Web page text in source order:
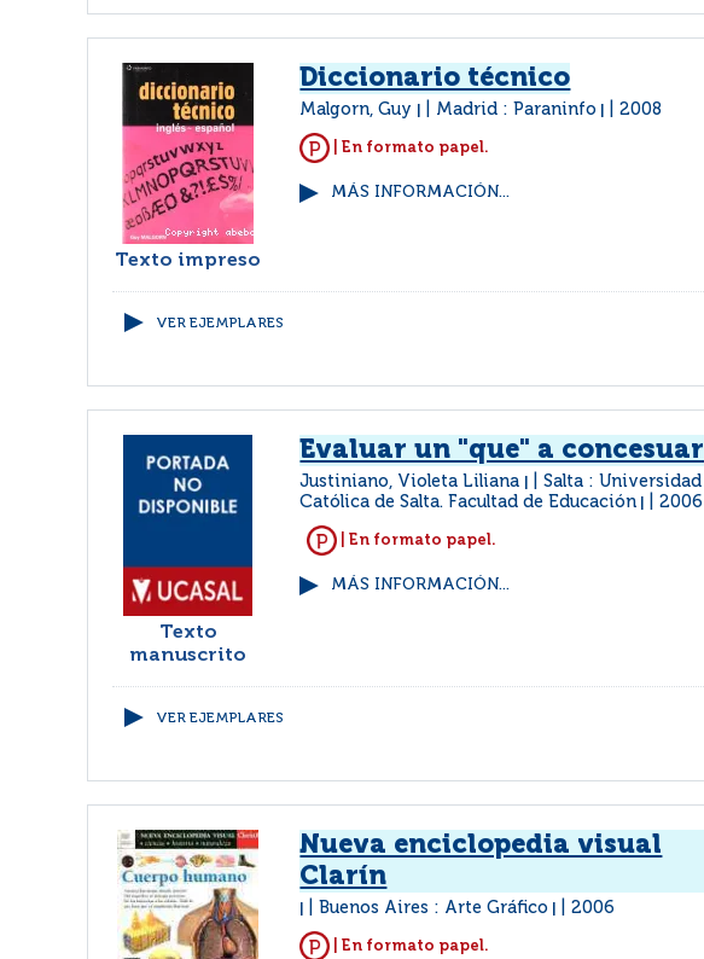
Texto impreso
Diccionario técnico
Malgorn, Guy Madrid : Paraninfo 2008
| En formato papel.
MÁS INFORMACIÓN...
VER EJEMPLARES
Texto
manuscrito
Evaluar un "que" a concesuar
Justiniano, Violeta Liliana
Salta : Universidad
Católica de Salta. Facultad de Educación
2006
| En formato papel.
MÁS INFORMACIÓN...
VER EJEMPLARES
Nueva enciclopedia visual
Clarín
Buenos Aires : Arte Gráfico 2006
| En formato papel.